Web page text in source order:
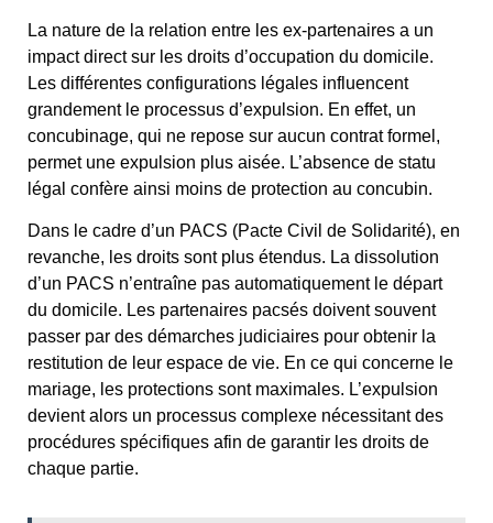
La nature de la relation entre les ex-partenaires a un
impact direct sur les droits d’occupation du domicile.
Les différentes configurations légales influencent
grandement le processus d’expulsion. En effet, un
concubinage, qui ne repose sur aucun contrat formel,
permet une expulsion plus aisée. L’absence de statu
légal confère ainsi moins de protection au concubin.
Dans le cadre d’un PACS (Pacte Civil de Solidarité), en
revanche, les droits sont plus étendus. La dissolution
d’un PACS n’entraîne pas automatiquement le départ
du domicile. Les partenaires pacsés doivent souvent
passer par des démarches judiciaires pour obtenir la
restitution de leur espace de vie. En ce qui concerne le
mariage, les protections sont maximales. L’expulsion
devient alors un processus complexe nécessitant des
procédures spécifiques afin de garantir les droits de
chaque partie.